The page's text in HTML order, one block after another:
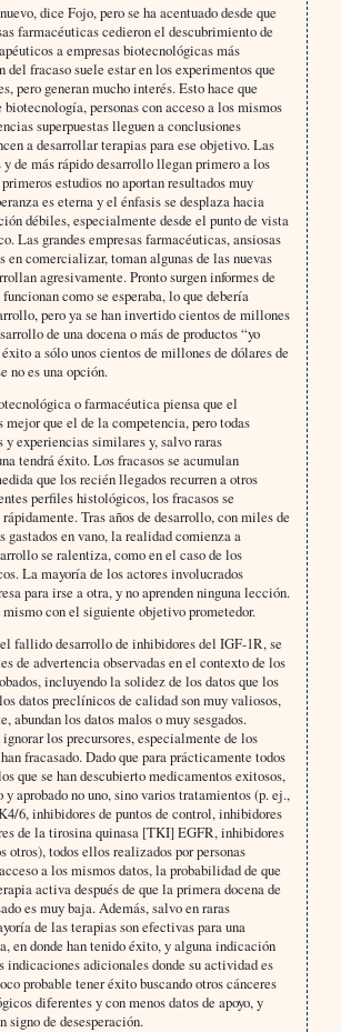
dice Fojo, pero se ha acentuado desde que
farmacéuticas cedieron el descubrimiento de
a empresas biotecnológicas más
del fracaso suele estar en los experimentos que
pero generan mucho interés. Esto hace que
biotecnología, personas con acceso a los mismos
superpuestas lleguen a conclusiones
a desarrollar terapias para ese objetivo. Las
y de más rápido desarrollo llegan primero a los
estudios no aportan resultados muy
es eterna y el énfasis se desplaza hacia
débiles, especialmente desde el punto de vista
Las grandes empresas farmacéuticas, ansiosas
en comercializar, toman algunas de las nuevas
agresivamente. Pronto surgen informes de
como se esperaba, lo que debería
pero ya se han invertido cientos de millones
de una docena o más de productos “yo
a sólo unos cientos de millones de dólares de
no es una opción.
o farmacéutica piensa que el
mejor que el de la competencia, pero todas
y experiencias similares y, salvo raras
tendrá éxito. Los fracasos se acumulan
que los recién llegados recurren a otros
perfiles histológicos, los fracasos se
Tras años de desarrollo, con miles de
gastados en vano, la realidad comienza a
se ralentiza, como en el caso de los
La mayoría de los actores involucrados
para irse a otra, y no aprenden ninguna lección.
con el siguiente objetivo prometedor.
fallido desarrollo de inhibidores del IGF-1R, se
de advertencia observadas en el contexto de los
incluyendo la solidez de los datos que los
datos preclínicos de calidad son muy valiosos,
abundan los datos malos o muy sesgados.
los precursores, especialmente de los
fracasado. Dado que para prácticamente todos
que se han descubierto medicamentos exitosos,
y aprobado no uno, sino varios tratamientos (p. ej.,
6, inhibidores de puntos de control, inhibidores
de la tirosina quinasa [TKI] EGFR, inhibidores
otros), todos ellos realizados por personas
a los mismos datos, la probabilidad de que
activa después de que la primera docena de
es muy baja. Además, salvo en raras
de las terapias son efectivas para una
en donde han tenido éxito, y alguna indicación
indicaciones adicionales donde su actividad es
probable tener éxito buscando otros cánceres
diferentes y con menos datos de apoyo, y
signo de desesperación.